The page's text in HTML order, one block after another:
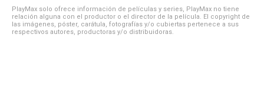
PlayMax solo ofrece información de películas y series, PlayMax no tiene
relación alguna con el productor o el director de la película. El copyright de
las imágenes, póster, carátula, fotografías y/o cubiertas pertenece a sus
respectivos autores, productoras y/o distribuidoras.